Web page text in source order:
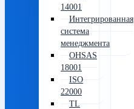
14001
Интегрированная
система
менеджмента
OHSAS
18001
ISO
22000
TL